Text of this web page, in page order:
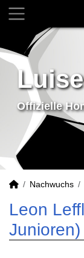
Offizielle
Nachwuchs
Leon
Junioren)